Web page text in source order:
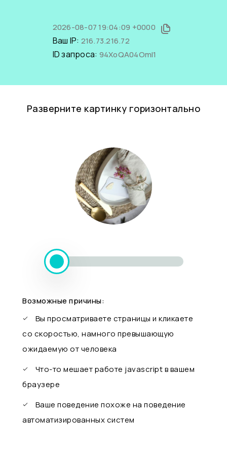
2026-08-07 19:04:09 +0000
Ваш IP: 216.73.216.72
ID запроса: 94XoQA04OmI1
Разверните картинку горизонтально
Возможные причины:
Вы просматриваете страницы и кликаете
со скоростью, намного превышающую
ожидаемую от человека
Что-то мешает работе javascript в вашем
браузере
Ваше поведение похоже на поведение
автоматизированных систем